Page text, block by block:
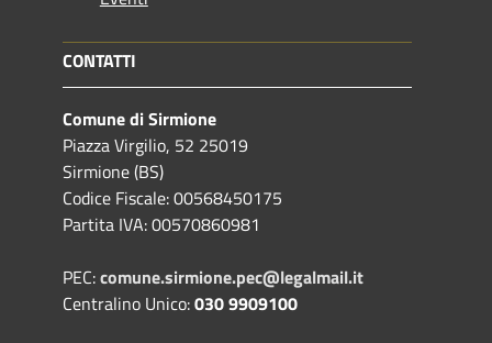
CONTATTI
Comune di Sirmione
Piazza Virgilio, 52 25019
Sirmione (BS)
Codice Fiscale: 00568450175
Partita IVA: 00570860981
PEC:comune.sirmione.pec@legalmail.it
Centralino Unico:030 9909100